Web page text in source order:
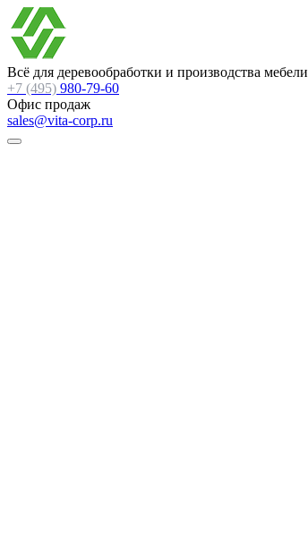
Всё для деревообработки и производства мебели
+7 (495) 980-79-60
Офис продаж
sales@vita-corp.ru